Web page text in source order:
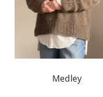
Medley